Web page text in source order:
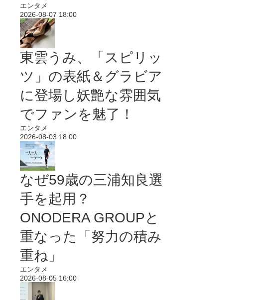
エンタメ
2026-08-07 18:00
東雲うみ、「スピリッ
ツ」の表紙＆グラビア
に登場し妖艶な雰囲気
でファンを魅了！
エンタメ
2026-08-03 18:00
なぜ59歳の三浦知良選
手を起用？
ONODERA GROUPと
重なった「努力の積み
重ね」
エンタメ
2026-08-05 16:00